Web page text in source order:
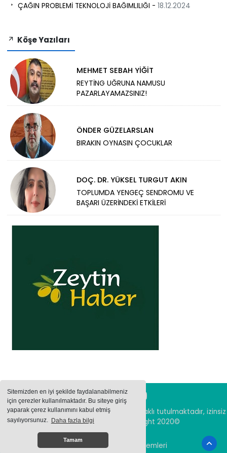
Sitemizden en iyi şekilde faydalanabilmeniz
için çerezler kullanılmaktadır. Bu siteye giriş
yaparak çerez kullanımını kabul etmiş
sayılıyorsunuz. Daha fazla bilgi
Tamam
ÇAĞIN PROBLEMİ TEKNOLOJİ BAĞIMLILIĞI - 18.12.2024
Köşe Yazıları
MEHMET SEBAH YİĞİT
REYTİNG UĞRUNA NAMUSU
PAZARLAYAMAZSINIZ!
ÖNDER GÜZELARSLAN
BIRAKIN OYNASIN ÇOCUKLAR
DOÇ. DR. YÜKSEL TURGUT AKIN
TOPLUMDA YENGEÇ SENDROMU VE
BAŞARI ÜZERİNDEKİ ETKİLERİ
Sitemizde bulunan içeriklerin tüm hakları saklı tutulmaktadır, izinsiz
içerikler kullanılamaz. Copyright 2020©
Haber Yazılımı: Haber Sistemleri